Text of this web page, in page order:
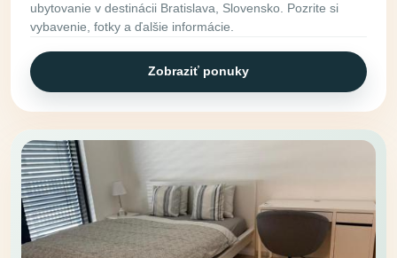
ubytovanie v destinácii Bratislava, Slovensko. Pozrite si
vybavenie, fotky a ďalšie informácie.
Zobraziť ponuky